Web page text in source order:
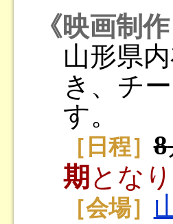
《映画制
山形県
き、チ
す。
［日程］8
期 とな
［会場］